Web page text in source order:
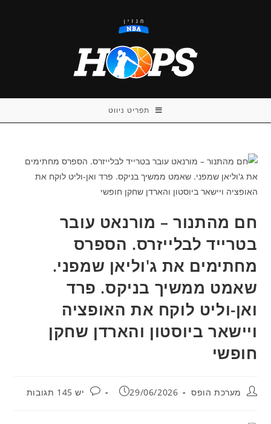
תפריט ניווט
חם מהתנור – מורנאט עובר
בטרייד לבלייזרס. הספרס
מחתימים את ג'וליאן שמפני.
שאמט ממשיך בניקס. פרד
ואן-וליט לוקח את האופציה
ויישאר ביוסטון והארדן שחקן
חופשי
מחבר:מערכת הופס פורסם:
29/06/2026 תגובות:
יש 145 תגובות